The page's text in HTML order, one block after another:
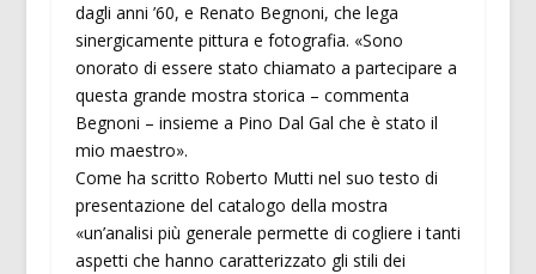
dagli anni ’60, e Renato Begnoni, che lega
sinergicamente pittura e fotografia. «Sono
onorato di essere stato chiamato a partecipare a
questa grande mostra storica – commenta
Begnoni – insieme a Pino Dal Gal che è stato il
mio maestro».
Come ha scritto Roberto Mutti nel suo testo di
presentazione del catalogo della mostra
«un’analisi più generale permette di cogliere i tanti
aspetti che hanno caratterizzato gli stili dei